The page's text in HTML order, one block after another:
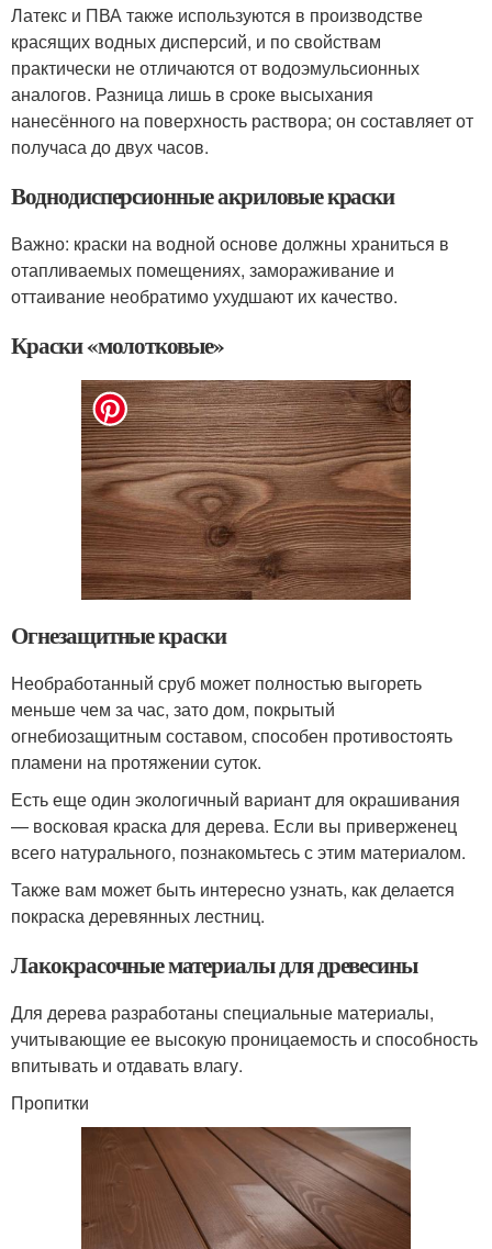
Латекс и ПВА также используются в производстве
красящих водных дисперсий, и по свойствам
практически не отличаются от водоэмульсионных
аналогов. Разница лишь в сроке высыхания
нанесённого на поверхность раствора; он составляет от
получаса до двух часов.
Воднодисперсионные акриловые краски
Важно: краски на водной основе должны храниться в
отапливаемых помещениях, замораживание и
оттаивание необратимо ухудшают их качество.
Краски «молотковые»
Огнезащитные краски
Необработанный сруб может полностью выгореть
меньше чем за час, зато дом, покрытый
огнебиозащитным составом, способен противостоять
пламени на протяжении суток.
Есть еще один экологичный вариант для окрашивания
— восковая краска для дерева. Если вы приверженец
всего натурального, познакомьтесь с этим материалом.
Также вам может быть интересно узнать, как делается
покраска деревянных лестниц.
Лакокрасочные материалы для древесины
Для дерева разработаны специальные материалы,
учитывающие ее высокую проницаемость и способность
впитывать и отдавать влагу.
Пропитки